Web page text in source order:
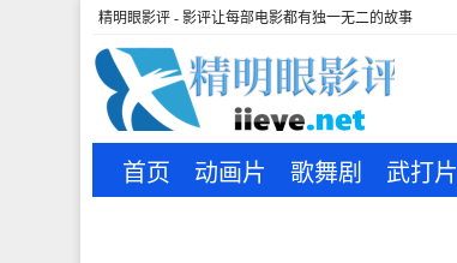
精明眼影评 - 影评让每部电影都有独一无二的故事
首页 动画片 歌舞剧 武打片